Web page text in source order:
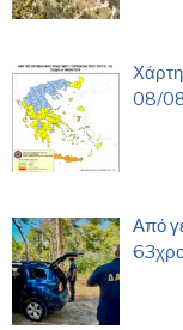
08/
Από